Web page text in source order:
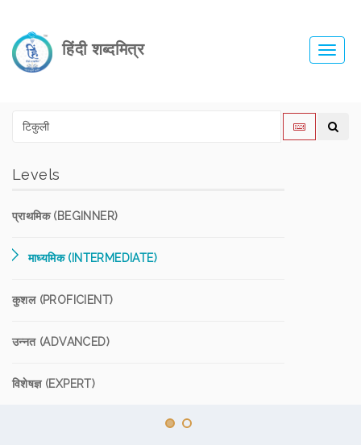
हिंदी शब्दमित्र
Levels
प्राथमिक (BEGINNER)
माध्यमिक (INTERMEDIATE)
कुशल (PROFICIENT)
उन्नत (ADVANCED)
विशेषज्ञ (EXPERT)